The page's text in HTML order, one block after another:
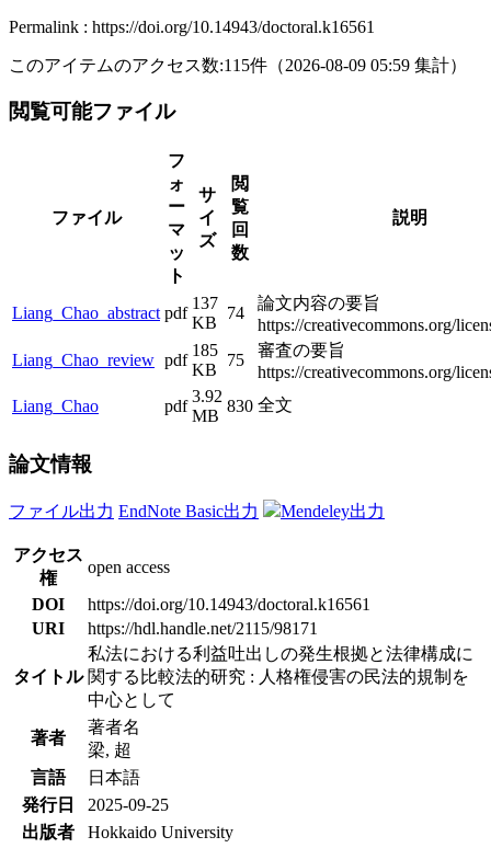
Permalink : https://doi.org/10.14943/doctoral.k16561
このアイテムのアクセス数:115件 （2026-08-09 05:59 集計）
閲覧可能ファイル
ファイル
フ
ォ
ー
マ
ッ
ト
サ
イ
ズ
閲
覧
回
数
説明
Liang_Chao_abstract pdf
137
KB
74
論文内容の要旨
https://creativecommons.org/
Liang_Chao_review pdf
185
KB
75
審査の要旨
https://creativecommons.org/
Liang_Chao
pdf
3.92
MB
830 全文
論文情報
ファイル出力 EndNote Basic出力 Mendeley出力
アクセス
権
open access
DOI
https://doi.org/10.14943/doctoral.k16561
URI
https://hdl.handle.net/2115/98171
タイトル
私法における利益吐出しの発生根拠と法律構成に
関する比較法的研究 : 人格権侵害の民法的規制を
中心として
著者
著者名
梁, 超
言語
日本語
発行日
2025-09-25
出版者
Hokkaido University